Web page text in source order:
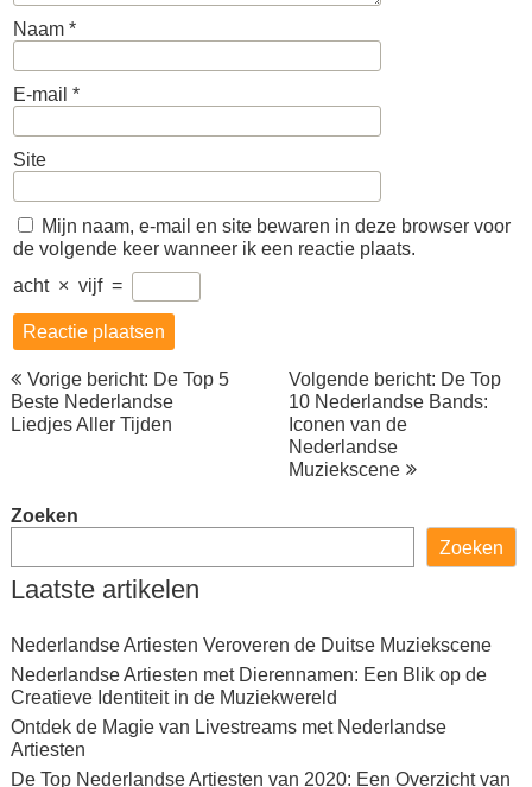
Naam *
E-mail *
Site
Mijn naam, e-mail en site bewaren in deze browser voor
de volgende keer wanneer ik een reactie plaats.
acht × vijf =
Berichtnavigatie
Vorige bericht: De Top 5
Beste Nederlandse
Liedjes Aller Tijden
Volgende bericht: De Top
10 Nederlandse Bands:
Iconen van de
Nederlandse
Muziekscene
Zoeken
Zoeken
Laatste artikelen
Nederlandse Artiesten Veroveren de Duitse Muziekscene
Nederlandse Artiesten met Dierennamen: Een Blik op de
Creatieve Identiteit in de Muziekwereld
Ontdek de Magie van Livestreams met Nederlandse
Artiesten
De Top Nederlandse Artiesten van 2020: Een Overzicht van